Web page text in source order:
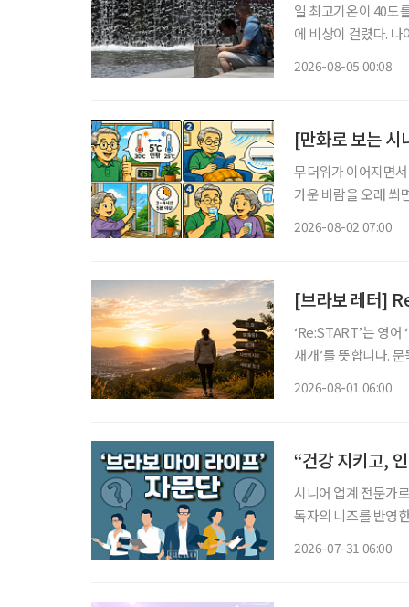
일 최고기온이 40도
에 비상이 걸렸다.
2026-08-05 00:08
[만화로 보는 시
무더위가 이어지면
가운 바람을 오래 쐬
2026-08-02 07:00
[브라보 레터]
‘Re:START’는 영
재개’를 뜻합니다.
2026-08-01 06:00
“건강 지키고,
시니어 업계 전문가
독자의 니즈를 반영한
2026-07-31 06:00